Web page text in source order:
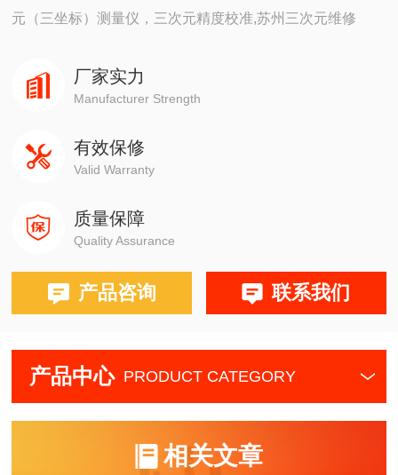
元（三坐标）测量仪，三次元精度校准,苏州三次元维修
厂家实力
Manufacturer Strength
有效保修
Valid Warranty
质量保障
Quality Assurance
产品咨询 联系我们
产品中心 PRODUCT CATEGORY
相关文章